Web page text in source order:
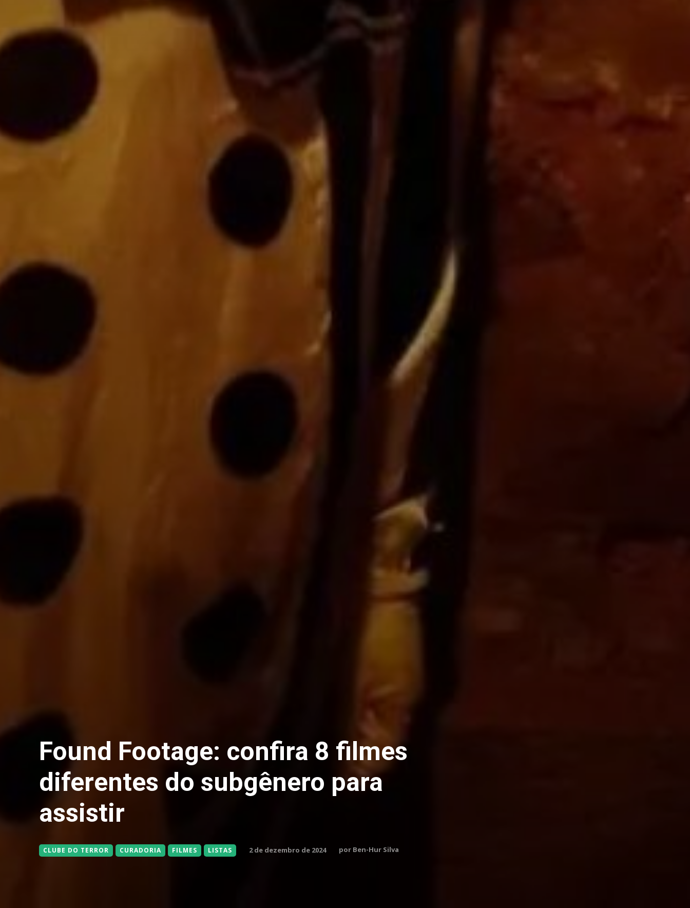
Found Footage: confira 8 filmes
diferentes do subgênero para
assistir
CLUBE DO TERROR CURADORIA FILMES LISTAS 2 de dezembro de 2024 por Ben-Hur Silva